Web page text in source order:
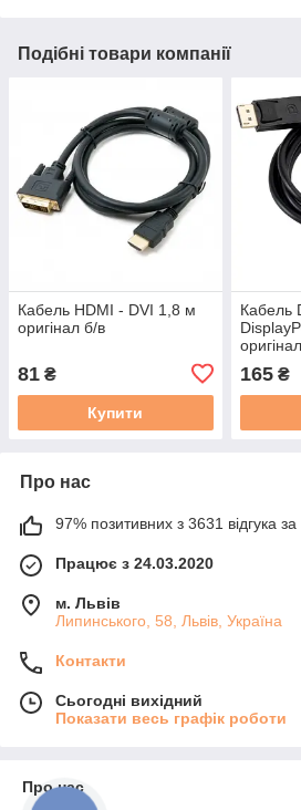
Подібні товари компанії
Кабель HDMI - DVI 1,8 м
оригінал б/в
81 ₴
Купити
Кабель
165₴
Про нас
97% позитивних з 3631 відгука за
Працює з 24.03.2020
м. Львів
Липинського, 58, Львів, Україна
Контакти
Сьогодні вихідний
Показати весь графік роботи
Про нас